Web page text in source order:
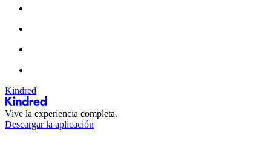
Kindred
Vive la experiencia completa.
Descargar la aplicación